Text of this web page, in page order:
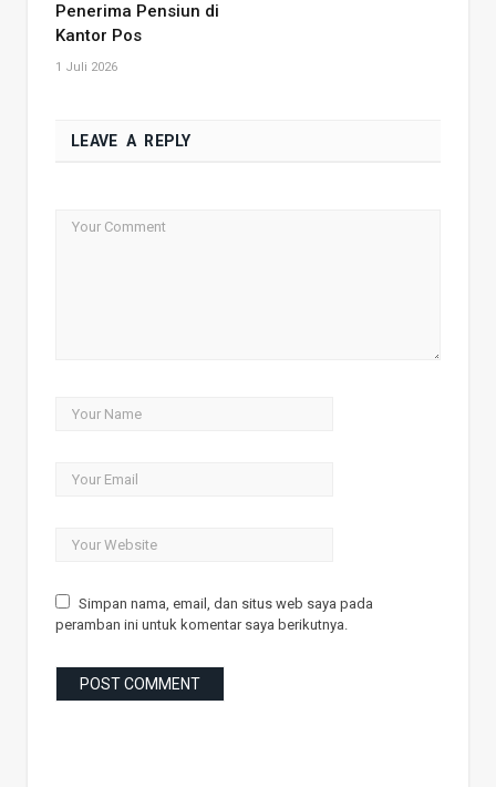
Penerima Pensiun di
Kantor Pos
1 Juli 2026
LEAVE A REPLY
Simpan nama, email, dan situs web saya pada
peramban ini untuk komentar saya berikutnya.